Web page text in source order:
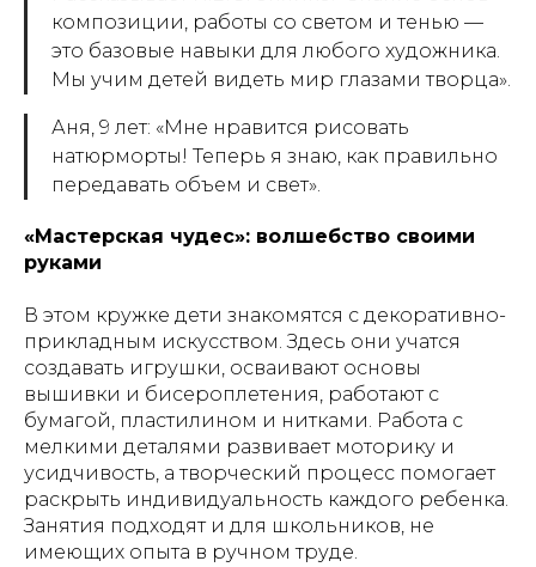
композиции, работы со светом и тенью —
это базовые навыки для любого художника.
Мы учим детей видеть мир глазами творца».
Аня, 9 лет: «Мне нравится рисовать
натюрморты! Теперь я знаю, как правильно
передавать объем и свет».
«Мастерская чудес»: волшебство своими
руками
В этом кружке дети знакомятся с декоративно-
прикладным искусством. Здесь они учатся
создавать игрушки, осваивают основы
вышивки и бисероплетения, работают с
бумагой, пластилином и нитками. Работа с
мелкими деталями развивает моторику и
усидчивость, а творческий процесс помогает
раскрыть индивидуальность каждого ребенка.
Занятия подходят и для школьников, не
имеющих опыта в ручном труде.